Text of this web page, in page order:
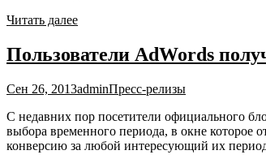
Читать далее
Пользователи AdWords
Сен 26, 2013adminПресс-релизы
С недавних пор посетители официального
выбора временного периода, в окне которое
конверсию за любой интересующий их